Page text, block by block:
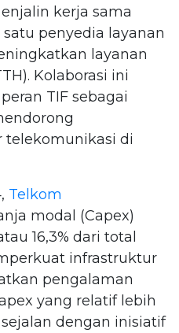
kerja sama
penyedia layanan
layanan
Kolaborasi ini
TIF sebagai
telekomunikasi di
Telkom
modal (Capex)
16,3% dari total
infrastruktur
pengalaman
yang relatif lebih
dengan inisiatif